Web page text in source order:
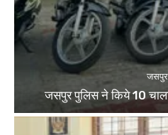
जसपुर
जसपुर पुलिस ने किये 10